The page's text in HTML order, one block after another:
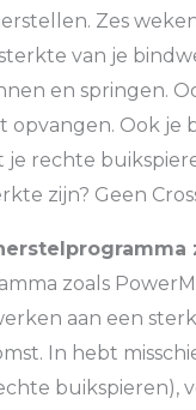
Zes
van je
en springen.
Ook je
je rechte
zijn? Geen
zoals
aan een
In hebt